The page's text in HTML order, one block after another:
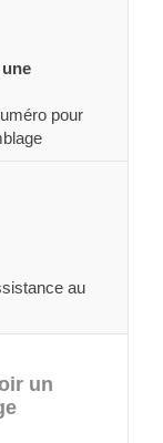
pour
au
un